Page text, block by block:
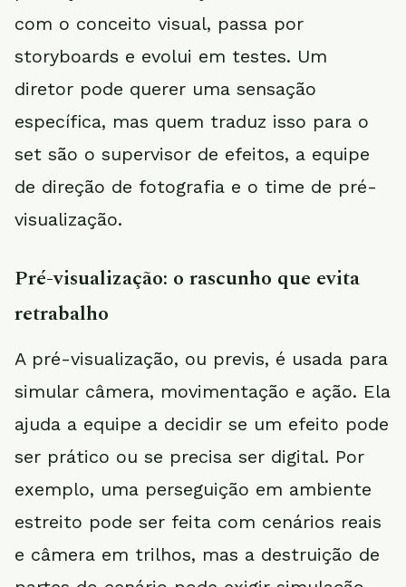
com o conceito visual, passa por
storyboards e evolui em testes. Um
diretor pode querer uma sensação
específica, mas quem traduz isso para o
set são o supervisor de efeitos, a equipe
de direção de fotografia e o time de pré-
visualização.
Pré-visualização: o rascunho que evita
retrabalho
A pré-visualização, ou previs, é usada para
simular câmera, movimentação e ação. Ela
ajuda a equipe a decidir se um efeito pode
ser prático ou se precisa ser digital. Por
exemplo, uma perseguição em ambiente
estreito pode ser feita com cenários reais
e câmera em trilhos, mas a destruição de